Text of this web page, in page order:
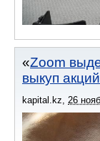
Zoom
выкуп акций
kapital.kz 26